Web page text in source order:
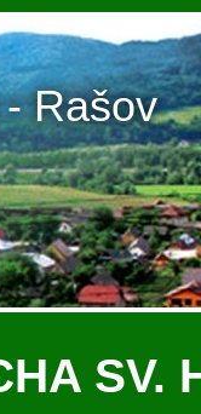
Rašov
SV.